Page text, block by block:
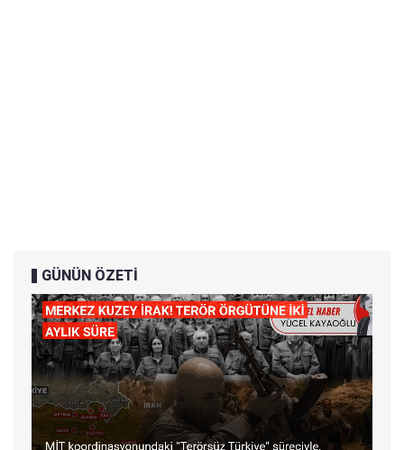
GÜNÜN ÖZETİ